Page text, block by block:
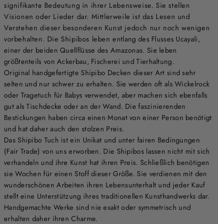
signifikante Bedeutung in ihrer Lebensweise. Sie stellen
Visionen oder Lieder dar. Mittlerweile ist das Lesen und
Verstehen dieser besonderen Kunst jedoch nur noch wenigen
vorbehalten. Die Shipibos leben entlang des Flusses Ucayali,
einer der beiden Quellflüsse des Amazonas. Sie leben
größtenteils von Ackerbau, Fischerei und Tierhaltung.
Original handgefertigte Shipibo Decken dieser Art sind sehr
selten und nur schwer zu erhalten. Sie werden oft als Wickelrock
oder Tragetuch für Babys verwendet, aber machen sich ebenfalls
gut als Tischdecke oder an der Wand. Die faszinierenden
Bestickungen haben circa einen Monat von einer Person benötigt
und hat daher auch den stolzen Preis.
Das Shipibo Tuch ist ein Unikat und unter fairen Bedingungen
(Fair Trade) von uns erworben. Die Shipibos lassen nicht mit sich
verhandeln und ihre Kunst hat ihren Preis. Schließlich benötigen
sie Wochen für einen Stoff dieser Größe. Sie verdienen mit den
wunderschönen Arbeiten ihren Lebensunterhalt und jeder Kauf
stellt eine Unterstützung ihres traditionellen Kunsthandwerks dar.
Handgemachte Werke sind nie exakt oder symmetrisch und
erhalten daher ihren Charme.